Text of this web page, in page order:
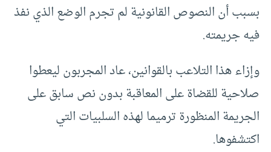
بسبب أن النصوص القانونية لم تجرم الوضع الذي نفذ
فيه جريمته.
وإزاء هذا التلاعب بالقوانين، عاد المجربون ليعطوا
صلاحية للقضاة على المعاقبة بدون نص سابق على
الجريمة المنظورة ترميما لهذه السلبيات التي
اكتشفوها.